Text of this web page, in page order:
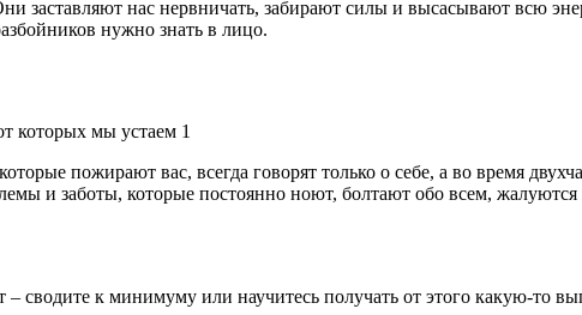
заставляют нас нервничать, забирают силы и высасывают всю
нужно знать в лицо.
пожирают вас, всегда говорят только о себе, а во время
и заботы, которые постоянно ноют, болтают обо всем,
сводите к минимуму или научитесь получать от этого какую-то